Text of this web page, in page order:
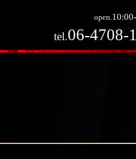
open.
tel.06-4708-
のご利用実績ホテル＞